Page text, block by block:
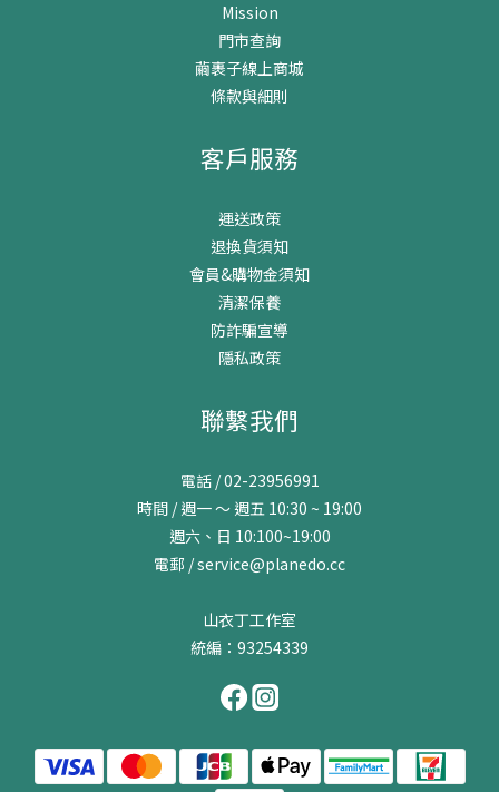
Mission
門市查詢
繭裹子線上商城
條款與細則
客戶服務
運送政策
退換貨須知
會員&購物金須知
清潔保養
防詐騙宣導
隱私政策
聯繫我們
電話 / 02-23956991
時間 / 週一 ～ 週五 10:30 ~ 19:00
週六、日 10:100~19:00
電郵 / service@planedo.cc
山衣丁工作室
統編：93254339